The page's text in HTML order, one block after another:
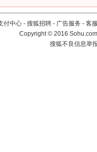
付中心 - 搜狐招聘 - 广告服务 - 客
Copyright©2016
搜狐不良信息举